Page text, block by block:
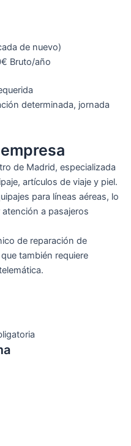
de nuevo)
Bruto/año
determinada, jornada
de Madrid, especializada
artículos de viaje y piel.
para líneas aéreas, lo
a pasajeros
de reparación de
también requiere